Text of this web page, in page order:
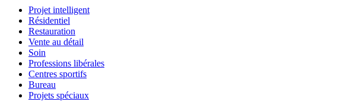
Projet intelligent
Résidentiel
Restauration
Vente au détail
Soin
Professions libérales
Centres sportifs
Bureau
Projets spéciaux